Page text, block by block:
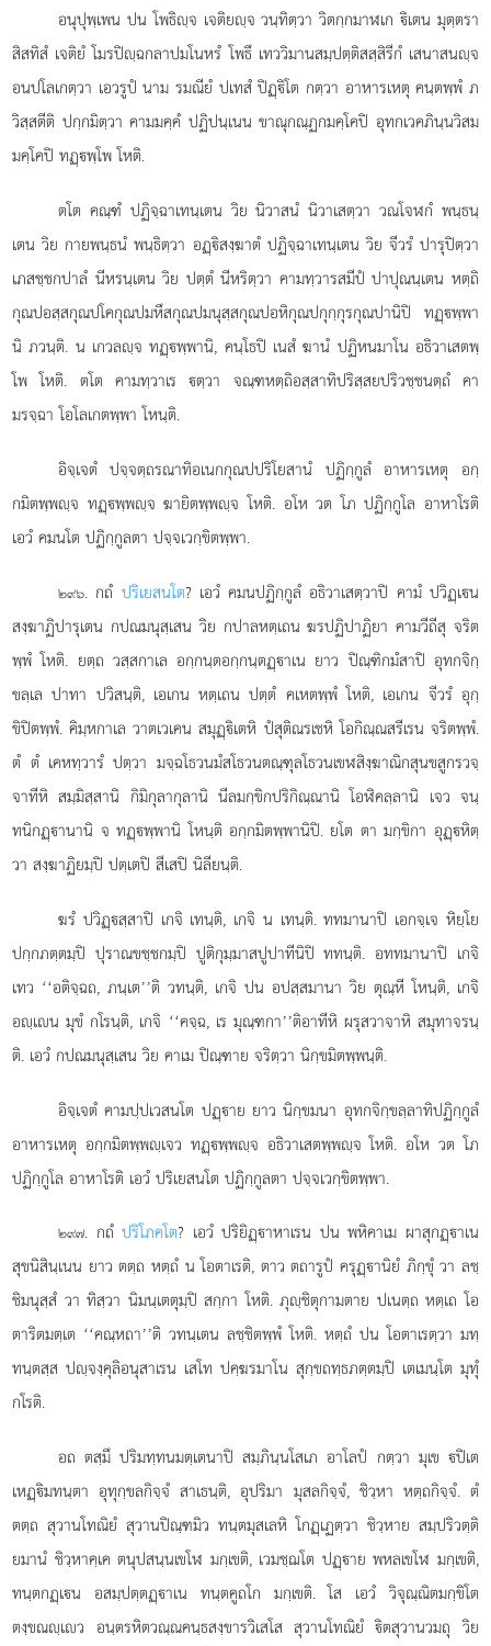
อนุปุพฺเพน ปน โพธิฺจ เจติยฺจ วนฺทิตฺวา วิตกฺกมาฬเก ิเตน มุตฺตรา
สิสทิสํ เจติยํ โมรปิฺฉกลาปมโนหรํ โพธึ เทววิมานสมฺปตฺติสสฺสิรีกํ เสนาสนฺจ
อนปโลเกตฺวา เอวรูปํ นาม รมณียํ ปเทสํ ปิฏฺิโต กตฺวา อาหารเหตุ คนฺตพฺพํ ภ
วิสฺสตีติ ปกฺกมิตฺวา คามมคฺคํ ปฏิปนฺเนน ขาณุกณฺฏกมคฺโคปิ อุทกเวคภินฺนวิสม
มคฺโคปิ ทฏฺพฺโพ โหติ.
ตโต คณฺฑํ ปฏิจฺฉาเทนฺเตน วิย นิวาสนํ นิวาเสตฺวา วณโจฬกํ พนฺธนฺ
เตน วิย กายพนฺธนํ พนฺธิตฺวา อฏฺิสงฺฆาตํ ปฏิจฺฉาเทนฺเตน วิย จีวรํ ปารุปิตฺวา
เภสชฺชกปาลํ นีหรนฺเตน วิย ปตฺตํ นีหริตฺวา คามทฺวารสมีปํ ปาปุณนฺเตน หตฺถิ
กุณปอสฺสกุณปโคกุณปมหึสกุณปมนุสฺสกุณปอหิกุณปกุกฺกุรกุณปานิปิ ทฏฺพฺพา
นิ ภวนฺติ. น เกวลฺจ ทฏฺพฺพานิ, คนฺโธปิ เนสํ ฆานํ ปฏิหนมาโน อธิวาเสตพฺ
โพ โหติ. ตโต คามทฺวาเร ตฺวา จณฺฑหตฺถิอสฺสาทิปริสฺสยปริวชฺชนตฺถํ คา
มรจฺฉา โอโลเกตพฺพา โหนฺติ.
อิจฺเจตํปจฺจตฺถรณาทิอเนกกุณปปริโยสานํ ปฏิกฺกูลํ อาหารเหตุ อกฺ
กมิตพฺพฺจ ทฏฺพฺพฺจ ฆายิตพฺพฺจ โหติ. อโห วต โภ ปฏิกฺกูโล อาหาโรติ
เอวํ คมนโต ปฏิกฺกูลตา ปจฺจเวกฺขิตพฺพา.
๒๙๖. กถํ ปริเยสนโต? เอวํ คมนปฏิกฺกูลํ อธิวาเสตฺวาปิ คามํ ปวิฏฺเน
สงฺฆาฏิปารุเตน กปณมนุสฺเสน วิย กปาลหตฺเถน ฆรปฏิปาฏิยา คามวีถีสุ จริต
พฺพํ โหติ. ยตฺถ วสฺสกาเล อกฺกนฺตอกฺกนฺตฏฺาเน ยาว ปิณฺฑิกมํสาปิ อุทกจิกฺ
ขลฺเล ปาทา ปวิสนฺติ, เอเกน หตฺเถน ปตฺตํ คเหตพฺพํ โหติ, เอเกน จีวรํ อุกฺ
ขิปิตพฺพํ. คิมฺหกาเล วาตเวเคน สมุฏฺิเตหิ ปํสุติณรเชหิ โอกิณฺณสรีเรน จริตพฺพํ.
ตํ ตํ เคหทฺวารํ ปตฺวา มจฺฉโธวนมํสโธวนตณฺฑุลโธวนเขฬสิงฺฆาณิกสุนขสูกรวจฺ
จาทีหิ สมฺมิสฺสานิ กิมิกุลากุลานิ นีลมกฺขิกปริกิณฺณานิ โอฬิคลฺลานิ เจว จนฺ
ทนิกฏฺานานิ จ ทฏฺพฺพานิ โหนฺติ อกฺกมิตพฺพานิปิ. ยโต ตา มกฺขิกา อุฏฺหิตฺ
วา สงฺฆาฏิยมฺปิ ปตฺเตปิ สีเสปิ นิลียนฺติ.
ฆรํ ปวิฏฺสฺสาปิ เกจิ เทนฺติ, เกจิ น เทนฺติ. ททมานาปิ เอกจฺเจ หิยฺโย
ปกฺกภตฺตมฺปิ ปุราณขชฺชกมฺปิ ปูติกุมฺมาสปูปาทีนิปิ ททนฺติ. อททมานาปิ เกจิ
เทว ‘‘อติจฺฉถ, ภนฺเต’’ติ วทนฺติ, เกจิ ปน อปสฺสมานา วิย ตุณฺหี โหนฺติ, เกจิ
อฺเน มุขํ กโรนฺติ, เกจิ ‘‘คจฺฉ, เร มุณฺฑกา’’ติอาทีหิ ผรุสวาจาหิ สมุทาจรนฺ
ติ. เอวํ กปณมนุสฺเสน วิย คาเม ปิณฺฑาย จริตฺวา นิกฺขมิตพฺพนฺติ.
อิจฺเจตํ คามปฺปเวสนโต ปฏฺาย ยาว นิกฺขมนา อุทกจิกฺขลฺลาทิปฏิกฺกูลํ
อาหารเหตุ อกฺกมิตพฺพฺเจว ทฏฺพฺพฺจ อธิวาเสตพฺพฺจ โหติ. อโห วต โภ
ปฏิกฺกูโล อาหาโรติ เอวํ ปริเยสนโต ปฏิกฺกูลตา ปจฺจเวกฺขิตพฺพา.
๒๙๗. กถํปริโภคโต? เอวํ ปริยิฏฺาหาเรน ปน พหิคาเม ผาสุกฏฺาเน
สุขนิสินฺเนน ยาว ตตฺถ หตฺถํ น โอตาเรติ, ตาว ตถารูปํ ครุฏฺานิยํ ภิกฺขุํ วา ลชฺ
ชิมนุสฺสํ วา ทิสฺวา นิมนฺเตตุมฺปิ สกฺกา โหติ. ภุฺชิตุกามตาย ปเนตฺถ หตฺเถ โอ
ตาริตมตฺเต ‘‘คณฺหถา’’ติ วทนฺเตนลชฺชิตพฺพํ โหติ. หตฺถํ ปน โอตาเรตฺวา มทฺ
ทนฺตสฺส ปฺจงฺคุลิอนุสาเรน เสโท ปคฺฆรมาโน สุกฺขถทฺธภตฺตมฺปิ เตเมนฺโต มุทุํ
กโรติ.
อถ ตสฺมึ ปริมทฺทนมตฺเตนาปิ สมฺภินฺนโสเภ อาโลปํ กตฺวา มุเข ปิเต
เหฏฺิมทนฺตา อุทุกฺขลกิจฺจํ สาเธนฺติ, อุปริมา มุสลกิจฺจํ, ชิวฺหา หตฺถกิจฺจํ. ตํ
ตตฺถ สุวานโทณิยํ สุวานปิณฺฑมิว ทนฺตมุสเลหิ โกฏฺเฏตฺวา ชิวฺหาย สมฺปริวตฺติ
ยมานํ ชิวฺหาคฺเค ตนุปสนฺนเขโฬ มกฺเขติ, เวมชฺฌโต ปฏฺาย พหลเขโฬ มกฺเขติ,
ทนฺตกฏฺเน อสมฺปตฺตฏฺาเน ทนฺตคูถโก มกฺเขติ. โส เอวํ วิจุณฺณิตมกฺขิโต
ตงฺขณฺเว อนฺตรหิตวณฺณคนฺธสงฺขารวิเสโส สุวานโทณิยํ ิตสุวานวมถุ วิย